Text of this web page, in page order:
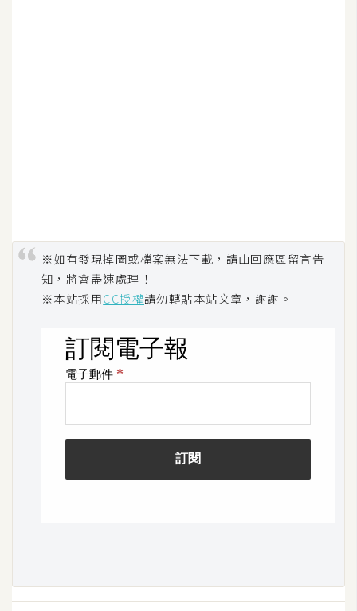
※如有發現掉圖或檔案無法下載，請由回應區留言告
知，將會盡速處理！
※本站採用CC授權請勿轉貼本站文章，謝謝。